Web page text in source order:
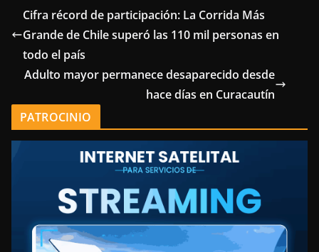
Cifra récord de participación: La Corrida Más
Grande de Chile superó las 110 mil personas en
todo el país
Adulto mayor permanece desaparecido desde
hace días en Curacautín
PATROCINIO